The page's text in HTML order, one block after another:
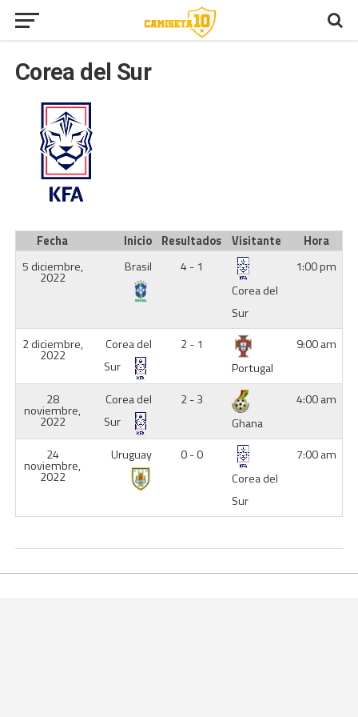
Corea del Sur
Fecha Inicio Resultados Visitante
Hora
5 diciembre,
2022
Brasil
4 - 1
Corea del
Sur
1:00 pm
2 diciembre,
2022
Corea del
Sur
2 - 1
Portugal
9:00 am
28
noviembre,
2022
Corea del
Sur
2 - 3
Ghana
4:00 am
24
noviembre,
2022
Uruguay
0 - 0
Corea del
Sur
7:00 am